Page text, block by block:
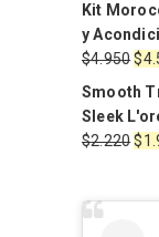
Kit
y
$4.950El
$
Smooth
Sleek
$2.220El
$